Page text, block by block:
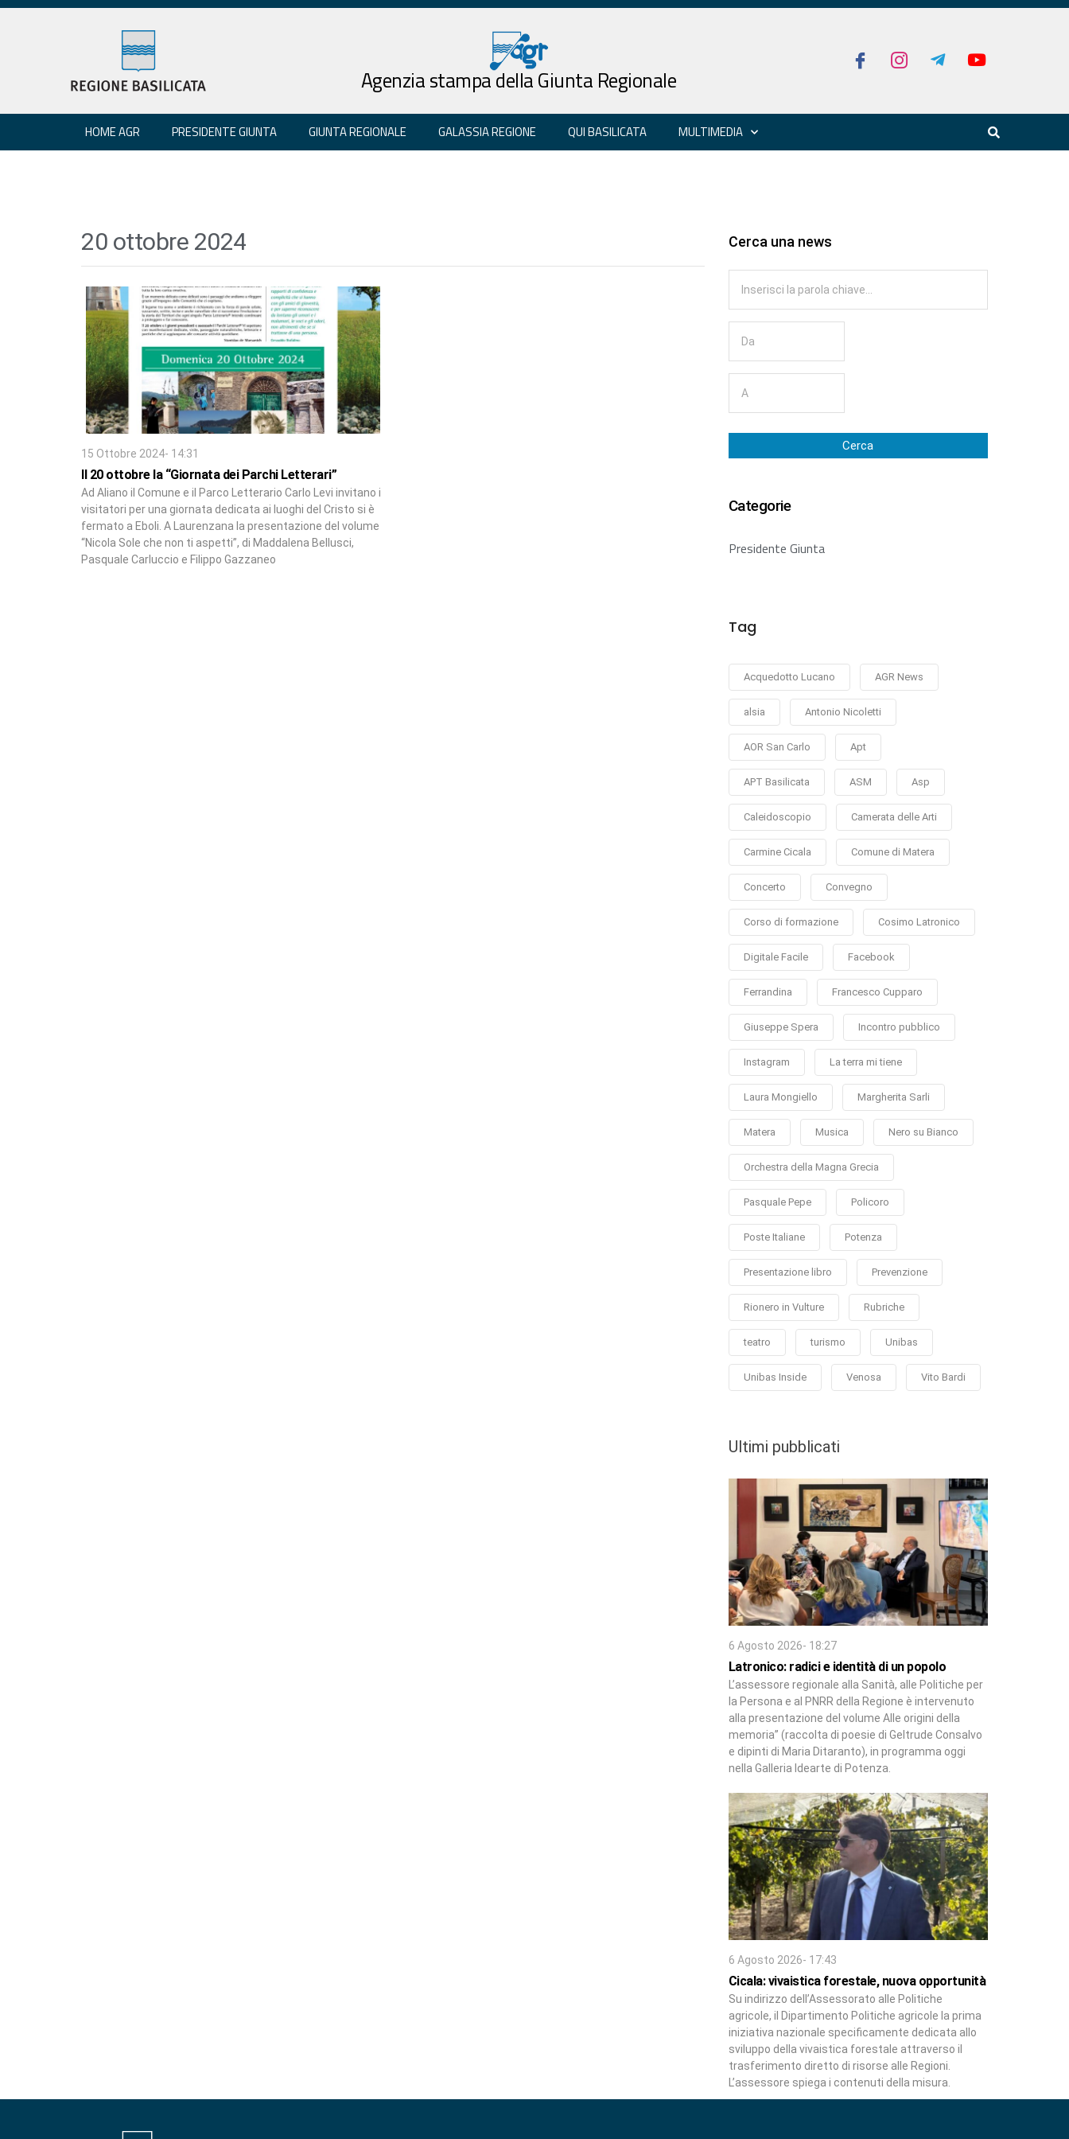
Agenzia stampa della Giunta Regionale
HOME AGR PRESIDENTE GIUNTA GIUNTA REGIONALE GALASSIA REGIONE QUI BASILICATA MULTIMEDIA
20 ottobre 2024
15 Ottobre 2024- 14:31
Il 20 ottobre la “Giornata dei Parchi Letterari”
Ad Aliano il Comune e il Parco Letterario Carlo Levi invitano i
visitatori per una giornata dedicata ai luoghi del Cristo si è
fermato a Eboli. A Laurenzana la presentazione del volume
“Nicola Sole che non ti aspetti”, di Maddalena Bellusci,
Pasquale Carluccio e Filippo Gazzaneo
Cerca una news
Cerca
Categorie
Presidente Giunta
Tag
Acquedotto Lucano AGR News
alsia Antonio Nicoletti
AOR San Carlo Apt
APT Basilicata ASM Asp
Caleidoscopio Camerata delle Arti
Carmine Cicala Comune di Matera
Concerto Convegno
Corso di formazione Cosimo Latronico
Digitale Facile Facebook
Ferrandina Francesco Cupparo
Giuseppe Spera Incontro pubblico
Instagram La terra mi tiene
Laura Mongiello Margherita Sarli
Matera Musica Nero su Bianco
Orchestra della Magna Grecia
Pasquale Pepe Policoro
Poste Italiane Potenza
Presentazione libro Prevenzione
Rionero in Vulture Rubriche
teatro turismo Unibas
Unibas Inside Venosa Vito Bardi
Ultimi pubblicati
6 Agosto 2026- 18:27
Latronico: radici e identità di un popolo
L’assessore regionale alla Sanità, alle Politiche per
la Persona e al PNRR della Regione è intervenuto
alla presentazione del volume Alle origini della
memoria” (raccolta di poesie di Geltrude Consalvo
e dipinti di Maria Ditaranto), in programma oggi
nella Galleria Idearte di Potenza.
6 Agosto 2026- 17:43
Cicala: vivaistica forestale, nuova opportunità
Su indirizzo dell’Assessorato alle Politiche
agricole, il Dipartimento Politiche agricole la prima
iniziativa nazionale specificamente dedicata allo
sviluppo della vivaistica forestale attraverso il
trasferimento diretto di risorse alle Regioni.
L’assessore spiega i contenuti della misura.